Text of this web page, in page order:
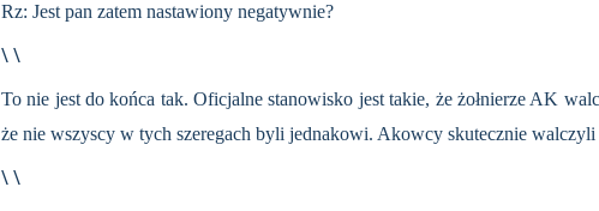
Rz: Jest pan zatem nastawiony negatywnie?
\ \
To nie jest do końca tak. Oficjalne stanowisko jest takie, że żołnierze AK
że nie wszyscy w tych szeregach byli jednakowi. Akowcy skutecznie
\ \